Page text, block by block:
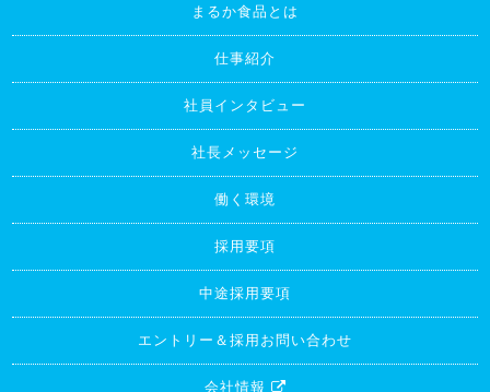
まるか食品とは
仕事紹介
社員インタビュー
社長メッセージ
働く環境
採用要項
中途採用要項
エントリー＆採用お問い合わせ
会社情報